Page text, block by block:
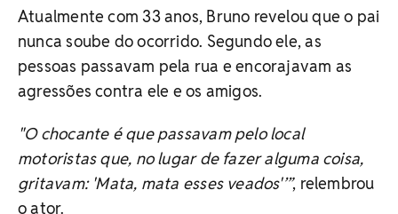
Atualmente com 33 anos, Bruno revelou que o pai
nunca soube do ocorrido. Segundo ele, as
pessoas passavam pela rua e encorajavam as
agressões contra ele e os amigos.
"O chocante é que passavam pelo local
motoristas que, no lugar de fazer alguma coisa,
gritavam: 'Mata, mata esses veados'’”, relembrou
o ator.